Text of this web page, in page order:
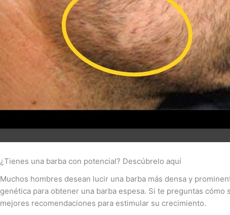
¿Tienes una barba con potencial? Descúbrelo aquí
Muchos hombres desean lucir una barba más densa y
genética para obtener una barba espesa. Si te preguntas
mejores recomendaciones para estimular su crecimiento.